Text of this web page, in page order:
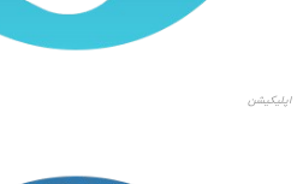
اپلیکیشن